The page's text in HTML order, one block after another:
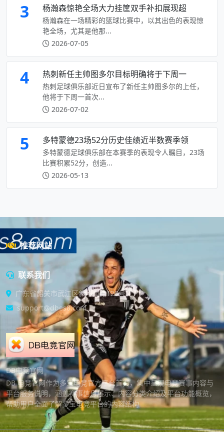
3 杨瀚森惊艳全场大力挂筐双手补扣展现超
杨瀚森在一场精彩的篮球比赛中，以其出色的表现惊
艳全场，尤其是他那...
2026-07-05
4 热刺新任主帅图多尔目标明确将于下周一
热刺足球俱乐部近日宣布了新任主帅图多尔的上任，
他将于下周一首次...
2026-07-02
5 多特蒙德23场52分历史佳绩近半数赛季领
多特蒙德足球俱乐部在本赛季的表现令人瞩目，23场
比赛积累52分，创造...
2026-05-13
推荐网站
联系我们
广东省韶关市武江区新华南路120号
support@dbes8.com
DB电竞官网
DB 电竞官网作为多宝电竞官方平台首页，集中呈现电竞赛事内容与
平台服务说明，涵盖赛事信息展示、内容分类介绍及平台功能概览，
帮助用户全面了解多宝电竞平台的内容结构